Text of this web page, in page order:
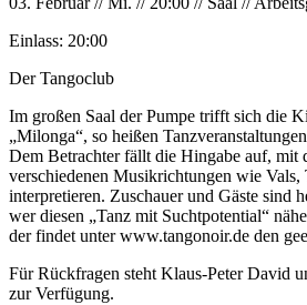
Einlass: 20:00
Der Tangoclub
Im großen Saal der Pumpe trifft sich die
„Milonga“, so heißen
Dem Betrachter fällt die Hingabe auf, mit
verschiedenen Musikrichtungen wie
interpretieren. Zuschauer und Gäste sind
wer diesen „Tanz mit Suchtpotential“
der findet unter www.tangonoir.de den
Für Rückfragen steht Klaus-Peter David
zur Verfügung.